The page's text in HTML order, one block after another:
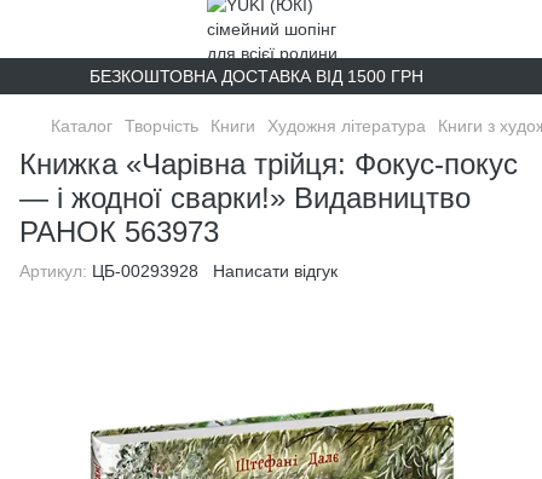
БЕЗКОШТОВНА ДОСТАВКА ВІД 1500 ГРН
Каталог Творчість Книги Художня література Книги з
Книжка «Чарівна трійця: Фокус-покус
— і жодної сварки!» Видавництво
РАНОК 563973
Артикул: ЦБ-00293928 Написати відгук